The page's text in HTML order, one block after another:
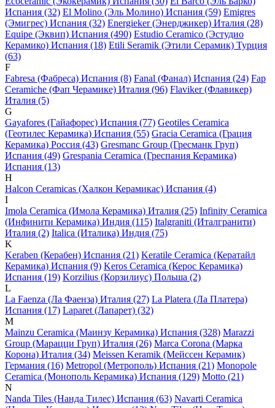
Испания (32) El Molino (Эль Молино) Испания (59) Emigres
(Эмигрес) Испания (32) Energieker (Энерджикер) Италия (28)
Equipe (Эквип) Испания (490) Estudio Ceramico (Эстудио
Керамико) Испания (18) Etili Seramik (Этили Серамик) Турция
(63)
F
Fabresa (Фабреса) Испания (8) Fanal (Фанал) Испания (24) Fap
Ceramiche (Фап Черамике) Италия (96) Flaviker (Флавикер)
Италия (5)
G
Gayafores (Гайафорес) Испания (77) Geotiles Ceramica
(Геотилес Керамика) Испания (55) Gracia Ceramica (Грация
Керамика) Россия (43) Gresmanc Group (Гресманк Груп)
Испания (49) Grespania Ceramica (Греспания Керамика)
Испания (13)
H
Halcon Ceramicas (Халкон Керамикас) Испания (4)
I
Imola Ceramica (Имола Керамика) Италия (25) Infinity Ceramica
(Инфинити Керамика) Индия (115) Italgraniti (Италгранити)
Италия (2) Italica (Италика) Индия (75)
K
Keraben (Керабен) Испания (21) Keratile Ceramica (Кератайл
Керамика) Испания (9) Keros Ceramica (Керос Керамика)
Испания (19) Korzilius (Корзилиус) Польша (2)
L
La Faenza (Ла Фаенза) Италия (27) La Platera (Ла Платера)
Испания (17) Laparet (Лапарет) (32)
M
Mainzu Ceramica (Маинзу Керамика) Испания (328) Marazzi
Group (Марацци Груп) Италия (26) Marca Corona (Марка
Корона) Италия (34) Meissen Keramik (Мейсcен Керамик)
Германия (16) Metropol (Метрополь) Испания (21) Monopole
Ceramica (Монополь Керамика) Испания (129) Motto (21)
N
Nanda Tiles (Нанда Тилес) Испания (63) Navarti Ceramica